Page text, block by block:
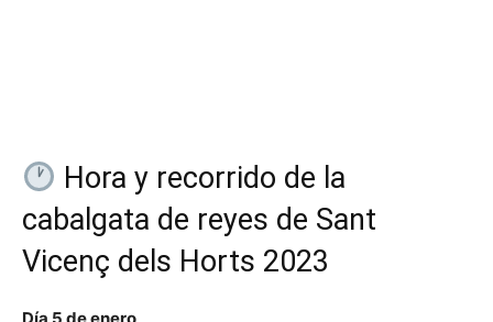
Hora y recorrido de la
cabalgata de reyes de Sant
Vicenç dels Horts 2023